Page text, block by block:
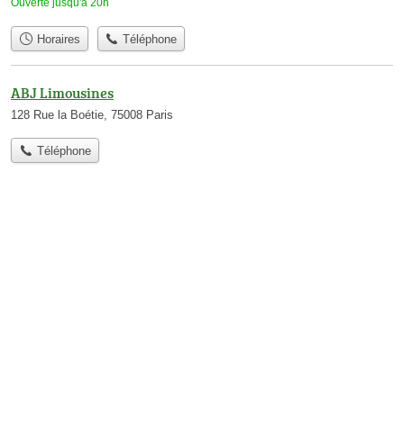
Horaires Téléphone
ABJ Limousines
128 Rue la Boétie, 75008 Paris
Téléphone